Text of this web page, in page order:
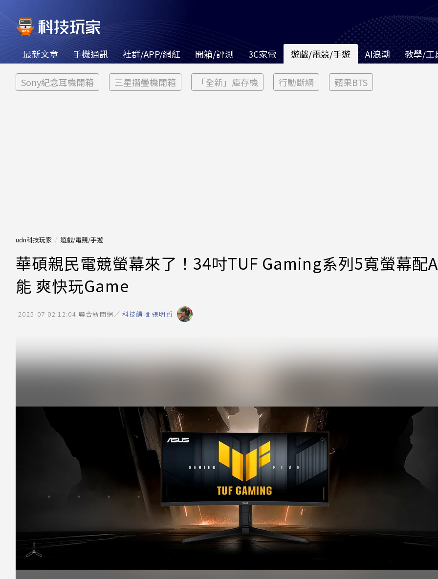
最新文章 手機通訊 社群/APP/網紅 開箱/評測 3C家電 遊戲/電競/手遊 AI浪潮 教學/工
Sony紀念耳機開箱 三星摺疊機開箱 「全新」庫存機 行動斷網 蘋果BTS
udn科技玩家 遊戲/電競/手遊
華碩親民電競螢幕來了！34吋TUF Gaming系列5寬螢幕配
能 爽快玩Game
2025-07-02 12:04 聯合新聞網／ 科技編輯 張明哲